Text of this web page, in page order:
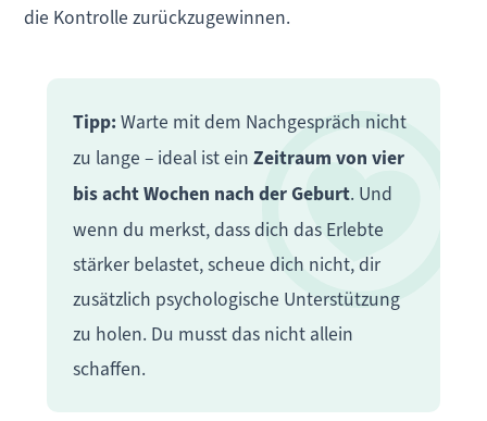
die Kontrolle zurückzugewinnen.
Tipp: Warte mit dem Nachgespräch nicht
zu lange – ideal ist ein Zeitraum von vier
bis acht Wochen nach der Geburt. Und
wenn du merkst, dass dich das Erlebte
stärker belastet, scheue dich nicht, dir
zusätzlich psychologische Unterstützung
zu holen. Du musst das nicht allein
schaffen.